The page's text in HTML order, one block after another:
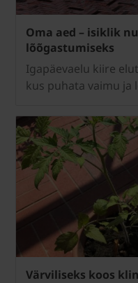
Oma aed – isiklik
lõõgastumiseks
Igapäevaelu kiire
kus puhata vaimu ja
Värviliseks koos